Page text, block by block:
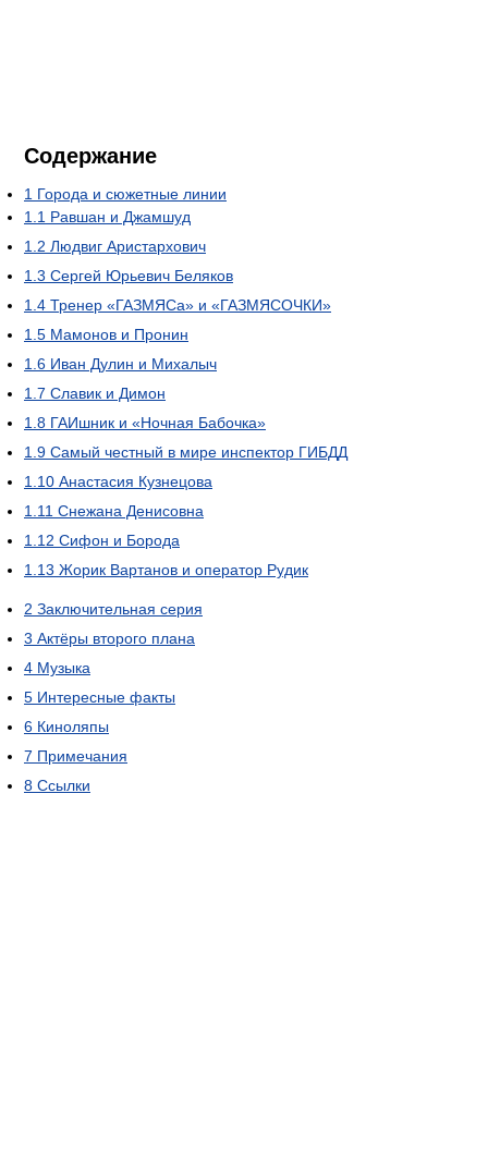
Содержание
1 Города и сюжетные линии
1.1 Равшан и Джамшуд
1.2 Людвиг Аристархович
1.3 Сергей Юрьевич Беляков
1.4 Тренер «ГАЗМЯСа» и «ГАЗМЯСОЧКИ»
1.5 Мамонов и Пронин
1.6 Иван Дулин и Михалыч
1.7 Славик и Димон
1.8 ГАИшник и «Ночная Бабочка»
1.9 Самый честный в мире инспектор ГИБДД
1.10 Анастасия Кузнецова
1.11 Снежана Денисовна
1.12 Сифон и Борода
1.13 Жорик Вартанов и оператор Рудик
2 Заключительная серия
3 Актёры второго плана
4 Музыка
5 Интересные факты
6 Киноляпы
7 Примечания
8 Ссылки